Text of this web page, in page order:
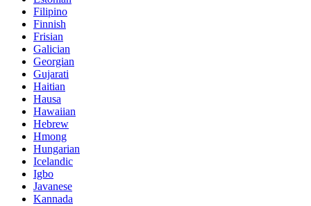
Filipino
Finnish
Frisian
Galician
Georgian
Gujarati
Haitian
Hausa
Hawaiian
Hebrew
Hmong
Hungarian
Icelandic
Igbo
Javanese
Kannada